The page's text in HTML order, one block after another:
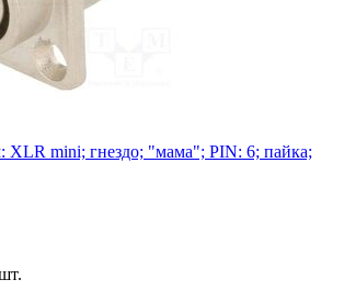
XLR mini; гнездо; "мама"; PIN: 6; пайка;